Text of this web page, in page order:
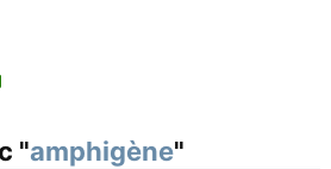
"amphigène"